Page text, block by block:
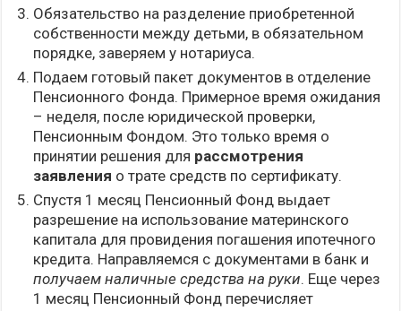
Обязательство на разделение приобретенной
собственности между детьми, в обязательном
порядке, заверяем у нотариуса.
Подаем готовый пакет документов в отделение
Пенсионного Фонда. Примерное время ожидания
– неделя, после юридической проверки,
Пенсионным Фондом. Это только время о
принятии решения для рассмотрения
заявления о трате средств по сертификату.
Спустя 1 месяц Пенсионный Фонд выдает
разрешение на использование материнского
капитала для провидения погашения ипотечного
кредита. Направляемся с документами в банк и
получаем наличные средства на руки. Еще через
1 месяц Пенсионный Фонд перечисляет